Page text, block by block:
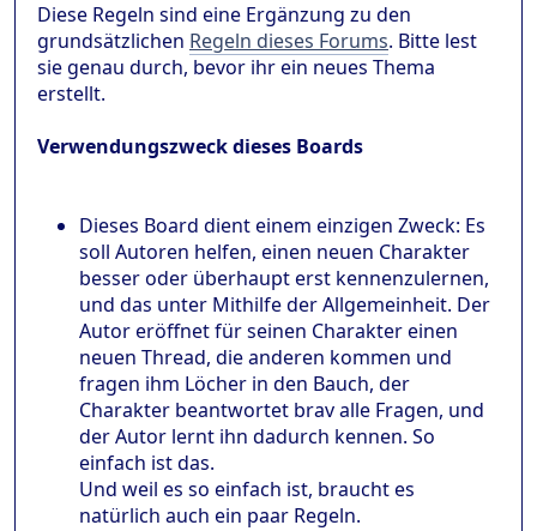
Diese Regeln sind eine Ergänzung zu den
grundsätzlichen Regeln dieses Forums. Bitte lest
sie genau durch, bevor ihr ein neues Thema
erstellt.
Verwendungszweck dieses Boards
Dieses Board dient einem einzigen Zweck: Es
soll Autoren helfen, einen neuen Charakter
besser oder überhaupt erst kennenzulernen,
und das unter Mithilfe der Allgemeinheit. Der
Autor eröffnet für seinen Charakter einen
neuen Thread, die anderen kommen und
fragen ihm Löcher in den Bauch, der
Charakter beantwortet brav alle Fragen, und
der Autor lernt ihn dadurch kennen. So
einfach ist das.
Und weil es so einfach ist, braucht es
natürlich auch ein paar Regeln.